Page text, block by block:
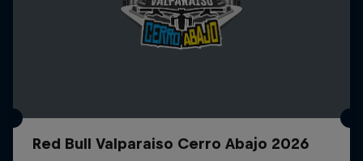
Red Bull Valparaiso Cerro Abajo 2026